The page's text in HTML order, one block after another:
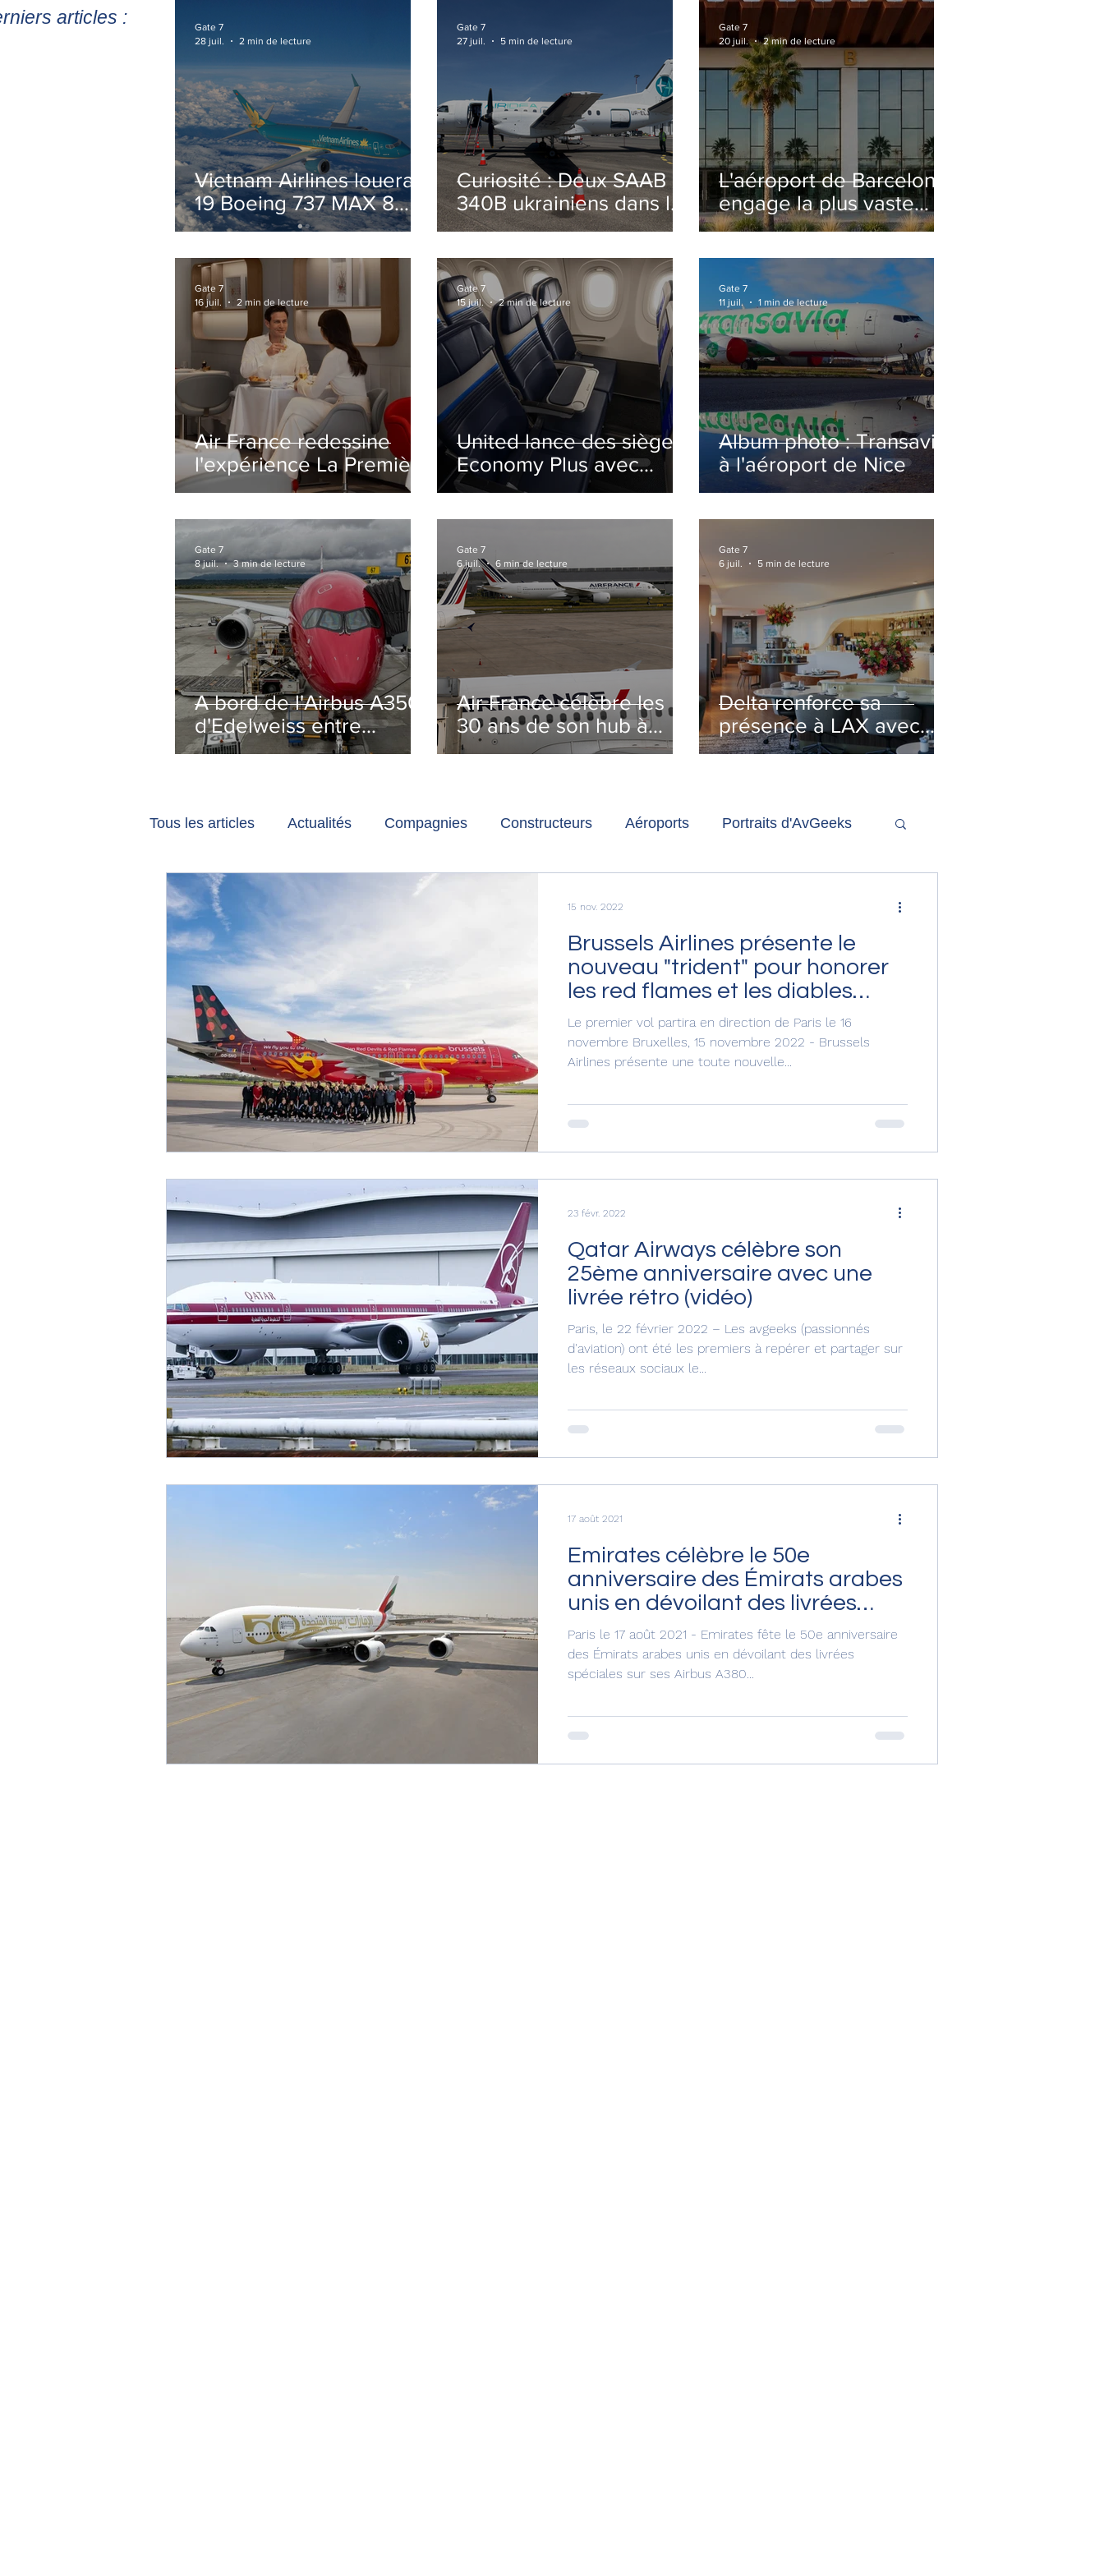
articles :
Vietnam Airlines louera
19 Boeing 737 MAX 8
pour accélérer la
flotte
Gate 7
28 juil.
2 min de lecture
Curiosité : Deux SAAB
340B ukrainiens dans le
ciel Italien cet été
Gate 7
27 juil.
5 min de lecture
L'aéroport de Barcelone
engage la plus vaste
rénovation de son
ouverture
Gate 7
20 juil.
2 min de lecture
Air France redessine
l'expérience La Première
avec un salon
Paris-CDG
Gate 7
16 juil.
2 min de lecture
United lance des sièges
Economy Plus avec
siège central neutralisé
Gate 7
15 juil.
2 min de lecture
Album photo : Transavia
à l'aéroport de Nice
Gate 7
11 juil.
1 min de lecture
A bord de l'Airbus A350
d'Edelweiss entre
Vancouver et Zurich
Gate 7
8 juil.
3 min de lecture
Air France célèbre les
30 ans de son hub à
Paris-Charles de Gaulle
Gate 7
6 juil.
6 min de lecture
Delta renforce sa
présence à LAX avec
l'ouverture de la
Gate 7
6 juil.
5 min de lecture
Tous les articles Actualités Compagnies Constructeurs Aéroports Portraits d'AvGeeks
Les tribunes de Gate7 album photo
Voyages Reportages
Brussels Airlines présente le
nouveau "trident" pour honorer
les red flames et les diables
rouges
Le premier vol partira en direction de Paris le 16
novembre Bruxelles, 15 novembre 2022 - Brussels
Airlines présente une toute nouvelle...
15 nov. 2022
Qatar Airways célèbre son
25ème anniversaire avec une
livrée rétro (vidéo)
Paris, le 22 février 2022 – Les avgeeks (passionnés
d'aviation) ont été les premiers à repérer et partager sur
les réseaux sociaux le...
23 févr. 2022
Emirates célèbre le 50e
anniversaire des Émirats arabes
unis en dévoilant des livrées
spéciales.
Paris le 17 août 2021 - Emirates fête le 50e anniversaire
des Émirats arabes unis en dévoilant des livrées
spéciales sur ses Airbus A380...
17 août 2021